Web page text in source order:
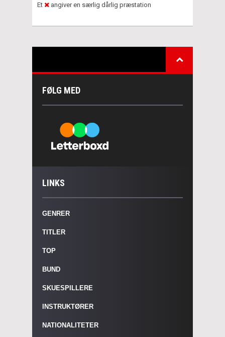
Et
angiver en særlig dårlig præstation
FØLG MED
LINKS
GENRER
TITLER
TOP
BUND
SKUESPILLERE
INSTRUKTØRER
NATIONALITETER